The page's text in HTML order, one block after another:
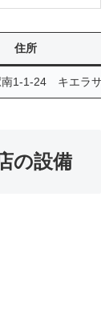
住所
南1-1-24 キエラ
の設備